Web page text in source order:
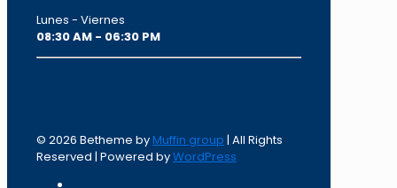
Lunes - Viernes
08:30 AM - 06:30 PM
© 2026 Betheme by Muffin group | All Rights
Reserved | Powered byWordPress